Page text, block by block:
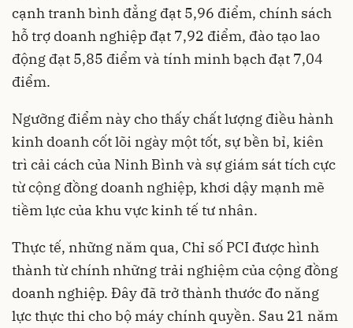
cạnh tranh bình đẳng đạt 5,96 điểm, chính sách
hỗ trợ doanh nghiệp đạt 7,92 điểm, đào tạo lao
động đạt 5,85 điểm và tính minh bạch đạt 7,04
điểm.
Ngưỡng điểm này cho thấy chất lượng điều hành
kinh doanh cốt lõi ngày một tốt, sự bền bỉ, kiên
trì cải cách của Ninh Bình và sự giám sát tích cực
từ cộng đồng doanh nghiệp, khơi dậy mạnh mẽ
tiềm lực của khu vực kinh tế tư nhân.
Thực tế, những năm qua, Chỉ số PCI được hình
thành từ chính những trải nghiệm của cộng đồng
doanh nghiệp. Đây đã trở thành thước đo năng
lực thực thi cho bộ máy chính quyền. Sau 21 năm